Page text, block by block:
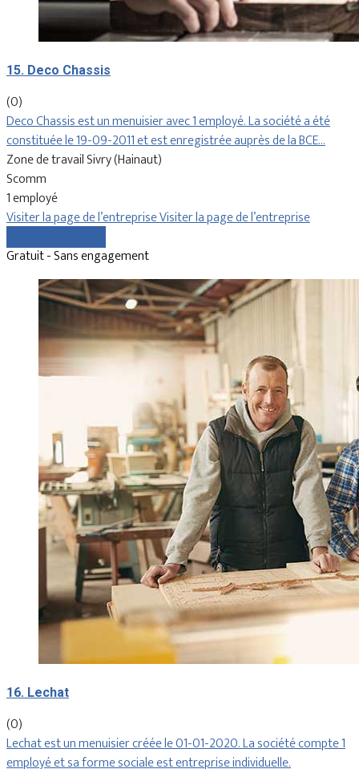
15. Deco Chassis
(0)
Deco Chassis est un menuisier avec 1 employé. La société a été
constituée le 19-09-2011 et est enregistrée auprès de la BCE…
Zone de travail Sivry (Hainaut)
Scomm
1 employé
Visiter la page de l’entrepriseVisiter la page de l’entreprise
Gratuit - Sans engagement
16. Lechat
(0)
Lechat est un menuisier créée le 01-01-2020. La société compte 1
employé et sa forme sociale est entreprise individuelle.